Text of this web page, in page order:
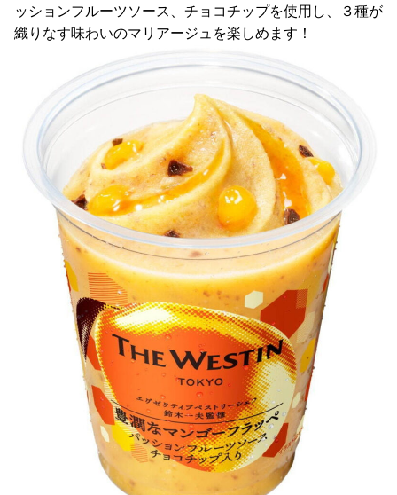
ッションフルーツソース、チョコチップを使用し、３種が
織りなす味わいのマリアージュを楽しめます！